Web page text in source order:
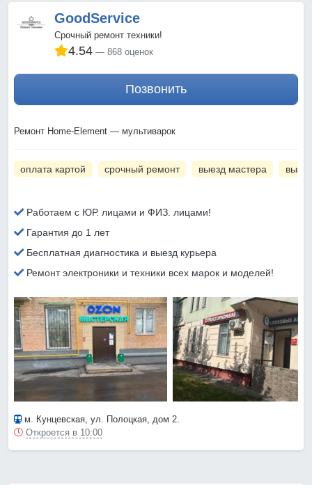
GoodService
Срочный ремонт техники!
4.54 868 оценок
Позвонить
Ремонт Home-Element — мультиварок
оплата картой срочный ремонт выезд мастера
Работаем с ЮР. лицами и ФИЗ. лицами!
Гарантия до 1 лет
Бесплатная диагностика и выезд курьера
Ремонт электроники и техники всех марок и моделей!
м. Кунцевская, ул. Полоцкая, дом 2.
Откроется в 10:00